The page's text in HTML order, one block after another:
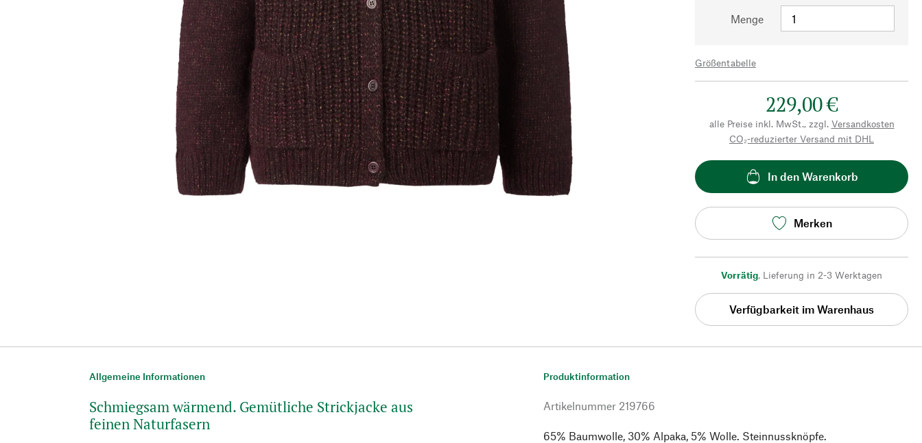
Menge
Größentabelle
229,00 €
alle Preise inkl. MwSt., zzgl. Versandkosten
CO₂-reduzierter Versand mit DHL
In den Warenkorb
Merken
Vorrätig, Lieferung in 2-3 Werktagen
Verfügbarkeit im Warenhaus
Allgemeine Informationen
Schmiegsam wärmend. Gemütliche Strickjacke aus
feinen Naturfasern
Produktinformation
Artikelnummer 219766
65% Baumwolle, 30% Alpaka, 5% Wolle. Steinnussknöpfe.